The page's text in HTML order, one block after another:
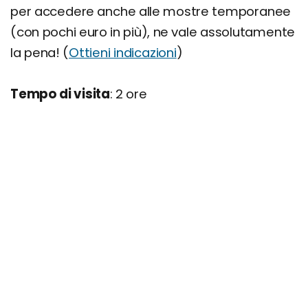
per accedere anche alle mostre temporanee
(con pochi euro in più), ne vale assolutamente
la pena! (Ottieni indicazioni)
Tempo di visita: 2 ore